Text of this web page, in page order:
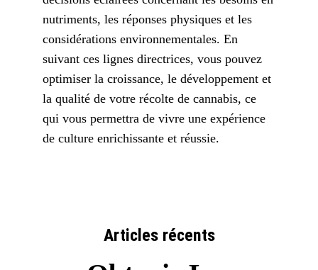
nutriments, les réponses physiques et les
considérations environnementales. En
suivant ces lignes directrices, vous pouvez
optimiser la croissance, le développement et
la qualité de votre récolte de cannabis, ce
qui vous permettra de vivre une expérience
de culture enrichissante et réussie.
Articles récents